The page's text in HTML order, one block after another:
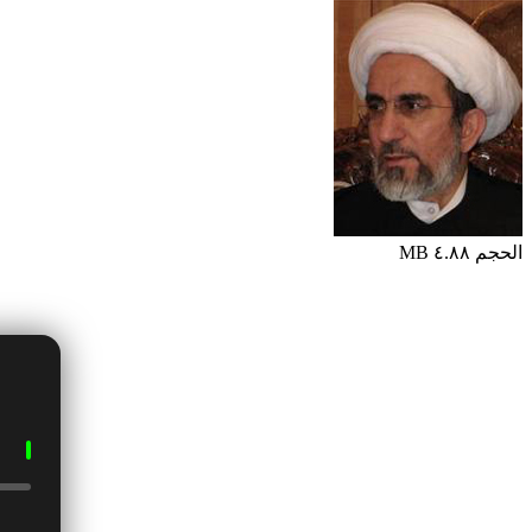
الحجم ٤.٨٨ MB